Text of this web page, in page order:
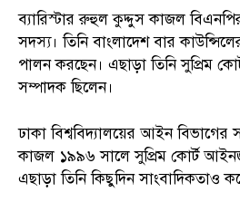
ব্যারিস্টার রুহুল কুদ্দুস কাজল বিএনপির
সদস্য। তিনি বাংলাদেশ বার
পালন করছেন। এছাড়া তিনি সুপ্রিম
সম্পাদক ছিলেন।
ঢাকা বিশ্ববিদ্যালয়ের আইন বিভাগের
কাজল ১৯৯৬ সালে সুপ্রিম কোর্ট
এছাড়া তিনি কিছুদিন সাংবাদিকতাও